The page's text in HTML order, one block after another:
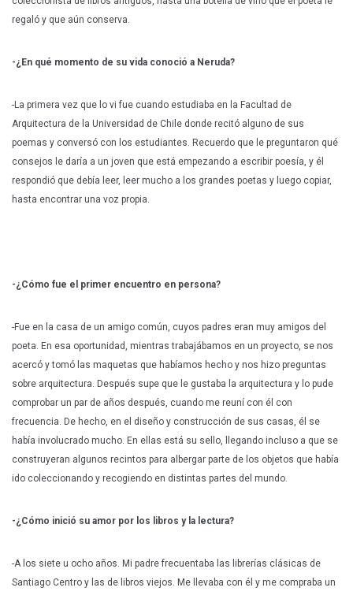
regaló y que aún conserva.
-¿En qué momento de su vida conoció a Neruda?
-La primera vez que lo vi fue cuando estudiaba en la Facultad de
Arquitectura de la Universidad de Chile donde recitó alguno de sus
poemas y conversó con los estudiantes. Recuerdo que le preguntaron qué
consejos le daría a un joven que está empezando a escribir poesía, y él
respondió que debía leer, leer mucho a los grandes poetas y luego copiar,
hasta encontrar una voz propia.
-¿Cómo fue el primer encuentro en persona?
-Fue en la casa de un amigo común, cuyos padres eran muy amigos del
poeta. En esa oportunidad, mientras trabajábamos en un proyecto, se nos
acercó y tomó las maquetas que habíamos hecho y nos hizo preguntas
sobre arquitectura. Después supe que le gustaba la arquitectura y lo pude
comprobar un par de años después, cuando me reuní con él con
frecuencia. De hecho, en el diseño y construcción de sus casas, él se
había involucrado mucho. En ellas está su sello, llegando incluso a que se
construyeran algunos recintos para albergar parte de los objetos que había
ido coleccionando y recogiendo en distintas partes del mundo.
-¿Cómo inició su amor por los libros y la lectura?
-A los siete u ocho años. Mi padre frecuentaba las librerías clásicas de
Santiago Centro y las de libros viejos. Me llevaba con él y me compraba un